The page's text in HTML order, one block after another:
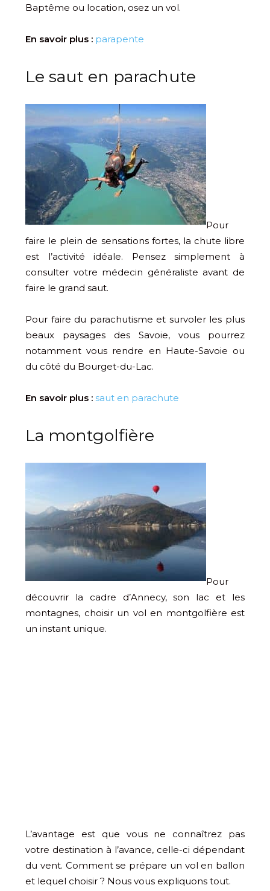
Baptême ou location, osez un vol.
En savoir plus : parapente
Le saut en parachute
Pour
faire le plein de sensations fortes, la chute libre
est l’activité idéale. Pensez simplement à
consulter votre médecin généraliste avant de
faire le grand saut.
Pour faire du parachutisme et survoler les plus
beaux paysages des Savoie, vous pourrez
notamment vous rendre en Haute-Savoie ou
du côté du Bourget-du-Lac.
En savoir plus : saut en parachute
La montgolfière
Pour
découvrir la cadre d’Annecy, son lac et les
montagnes, choisir un vol en montgolfière est
un instant unique.
L’avantage est que vous ne connaîtrez pas
votre destination à l’avance, celle-ci dépendant
du vent. Comment se prépare un vol en ballon
et lequel choisir ? Nous vous expliquons tout.